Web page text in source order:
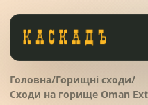
01 Черепиця та
Головна/Горищні сходи/
Сходи на горище Oman